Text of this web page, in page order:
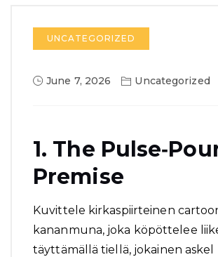
UNCATEGORIZED
June 7, 2026 Uncategorized
1. The
Premise
Kuvittele kirkaspiirteinen
kananmuna, joka köpöttelee
täyttämällä tiellä, jokainen askel